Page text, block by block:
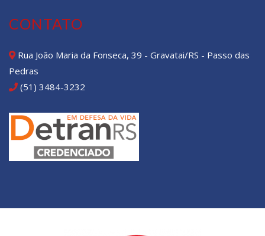
CONTATO
Rua João Maria da Fonseca, 39 - Gravatai/RS - Passo das
Pedras
(51) 3484-3232